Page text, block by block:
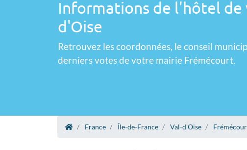
Informations de l'hôtel de
d'Oise
Retrouvez les coordonnées, le conseil
derniers votes de votre mairie Frémécourt.
France Île-de-France Val-d'Oise